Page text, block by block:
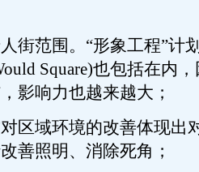
围。“形象工程”计划
Square)也包括在内
影响力也越来越大；
域环境的改善体现出
善照明、消除死角；